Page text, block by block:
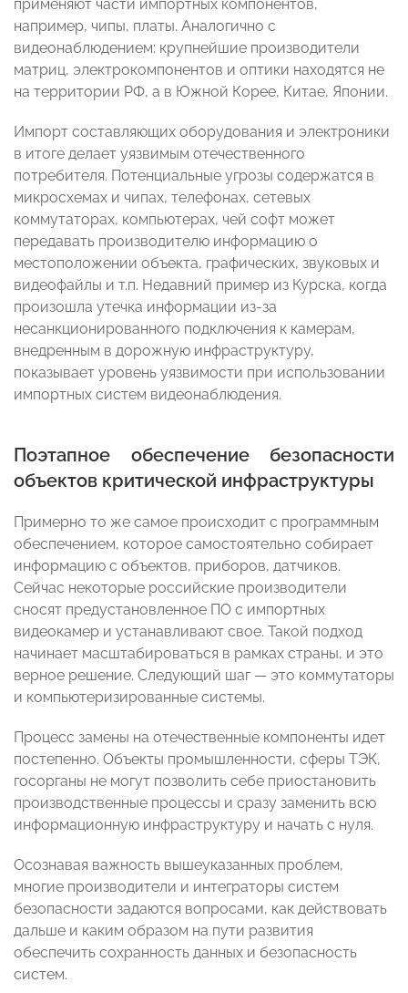
применяют части импортных компонентов,
например, чипы, платы. Аналогично с
видеонаблюдением: крупнейшие производители
матриц, электрокомпонентов и оптики находятся не
на территории РФ, а в Южной Корее, Китае, Японии.
Импорт составляющих оборудования и электроники
в итоге делает уязвимым отечественного
потребителя. Потенциальные угрозы содержатся в
микросхемах и чипах, телефонах, сетевых
коммутаторах, компьютерах, чей софт может
передавать производителю информацию о
местоположении объекта, графических, звуковых и
видеофайлы и т.п. Недавний пример из Курска, когда
произошла утечка информации из-за
несанкционированного подключения к камерам,
внедренным в дорожную инфраструктуру,
показывает уровень уязвимости при использовании
импортных систем видеонаблюдения.
Поэтапное обеспечение безопасности
объектов критической инфраструктуры
Примерно то же самое происходит с программным
обеспечением, которое самостоятельно собирает
информацию с объектов, приборов, датчиков.
Сейчас некоторые российские производители
сносят предустановленное ПО с импортных
видеокамер и устанавливают свое. Такой подход
начинает масштабироваться в рамках страны, и это
верное решение. Следующий шаг — это коммутаторы
и компьютеризированные системы.
Процесс замены на отечественные компоненты идет
постепенно. Объекты промышленности, сферы ТЭК,
госорганы не могут позволить себе приостановить
производственные процессы и сразу заменить всю
информационную инфраструктуру и начать с нуля.
Осознавая важность вышеуказанных проблем,
многие производители и интеграторы систем
безопасности задаются вопросами, как действовать
дальше и каким образом на пути развития
обеспечить сохранность данных и безопасность
систем.